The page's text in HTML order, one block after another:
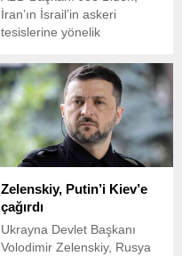
İran’ın İsrail’in askeri
tesislerine yönelik
açıklamada, ABD uçakları
ve savunma sistemlerinin
de saldırı sırasında devreye
girdiğini ve İsrail’e destek
olduğunu duyurdu.
Zelenskiy, Putin’i Kiev’e
çağırdı
Ukrayna Devlet Başkanı
Volodimir Zelenskiy, Rusya